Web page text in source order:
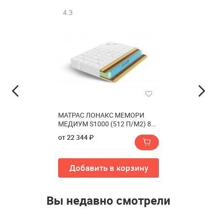
4.3
МАТРАС ЛОНАКС МЕМОРИ
МЕДИУМ S1000 (512 П/М2) 80
MEDIUM S1000 (512 П/М2) 80
см)
от 22 344 ₽
Добавить в корзину
Вы недавно смотрели